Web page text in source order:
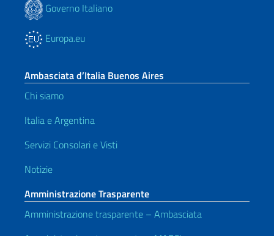
Governo Italiano
Europa.eu
Ambasciata d’Italia Buenos Aires
Chi siamo
Italia e Argentina
Servizi Consolari e Visti
Notizie
Amministrazione Trasparente
Amministrazione trasparente – Ambasciata